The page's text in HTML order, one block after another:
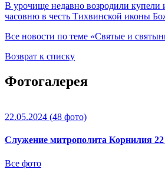
В урочище недавно возродили купели
часовню в честь Тихвинской иконы
Все новости по теме «Святые и
Возврат к списку
Фотогалерея
22.05.2024 (48 фото)
Служение митрополита Корнилия 22
Все фото